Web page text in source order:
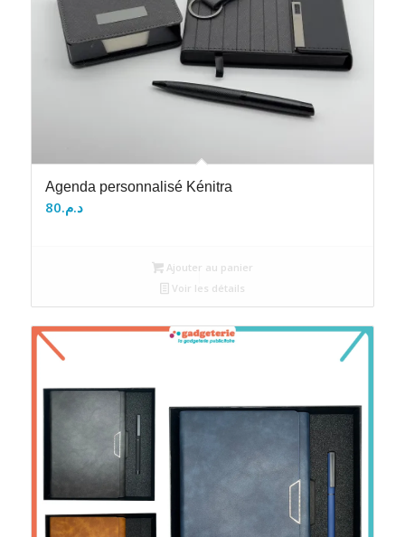
Agenda personnalisé Kénitra
د.م.80
Ajouter au panier
Voir les détails